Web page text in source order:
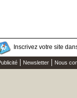
Inscrivez votre site
Newsletter Nous